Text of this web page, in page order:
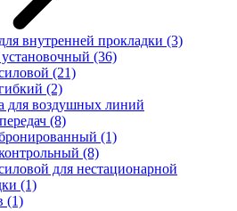
внутренней прокладки (3)
(36)
(21)
(2)
для воздушных линий
(8)
(1)
(8)
для нестационарной
(1)
(1)